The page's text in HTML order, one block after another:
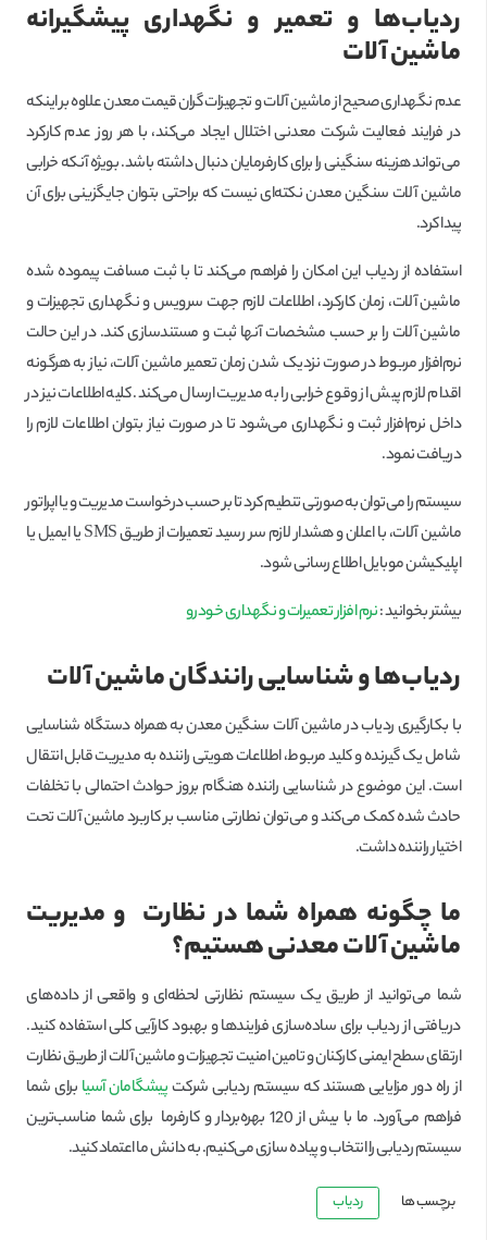
ردیاب‌ها و تعمیر و نگهداری پیشگیرانه
ماشین آلات
عدم نگهداری صحیح از ماشین آلات و تجهیزات گران قیمت معدن علاوه بر اینکه
در فرایند فعالیت شرکت معدنی اختلال ایجاد می‌کند، با هر روز عدم کارکرد
می‌تواند هزینه سنگینی را برای کارفرمایان دنبال داشته باشد. بویژه آنکه خرابی
ماشین آلات سنگین معدن نکته‌ای نیست که براحتی بتوان جایگزینی برای آن
پیدا کرد.
استفاده از ردیاب این امکان را فراهم می‌کند تا با ثبت مسافت پیموده شده
ماشین آلات، زمان کارکرد، اطلاعات لازم جهت سرویس و نگهداری تجهیزات و
ماشین آلات را بر حسب مشخصات آنها ثبت و مستندسازی کند. در این حالت
نرم‌افزار مربوط در صورت نزدیک شدن زمان تعمیر ماشین آلات، نیاز به هرگونه
اقدام لازم پیش از وقوع خرابی را به مدیریت ارسال می‌کند. کلیه اطلاعات نیز در
داخل نرم‌افزار ثبت و نگهداری می‌شود تا در صورت نیاز بتوان اطلاعات لازم را
دریافت نمود.
سیستم را می‌توان به صورتی تنطیم کرد تا بر حسب درخواست مدیریت و یا اپراتور
ماشین آلات، با اعلان و هشدار لازم سر رسید تعمیرات از طریق SMS یا ایمیل یا
اپلیکیشن موبایل اطلاع رسانی شود.
بیشتر بخوانید :نرم افزار تعمیرات و نگهداری خودرو
ردیاب‌ها و شناسایی رانندگان ماشین آلات
با بکارگیری ردیاب در ماشین آلات سنگین معدن به همراه دستگاه شناسایی
شامل یک گیرنده و کلید مربوط، اطلاعات هویتی راننده به مدیریت قابل انتقال
است. این موضوع در شناسایی راننده هنگام بروز حوادث احتمالی با تخلفات
حادث شده کمک می‌کند و می‌توان نطارتی مناسب بر کاربرد ماشین آلات تحت
اختیار راننده داشت.
ما چگونه همراه شما در نظارت و مدیریت
ماشین آلات معدنی هستیم؟
شما می‌توانید از طریق یک سیستم نظارتی لحظه‌ای و واقعی از داده‌های
دریافتی از ردیاب برای ساده‌سازی فرایندها و بهبود کارآیی کلی استفاده کنید.
ارتقای سطح ایمنی کارکنان و تامین امنیت تجهیزات و ماشین آلات از طریق نظارت
از راه دور مزایایی هستند که سیستم‌ ردیابی شرکتپیشگامان آسیا برای شما
فراهم می‌آورد. ما با بیش از 120 بهره‌بردار و کارفرما برای شما مناسب‌ترین
سیستم ردیابی را انتخاب و پیاده سازی می‌کنیم. به دانش ما اعتماد کنید.
برچسب ها ردیاب